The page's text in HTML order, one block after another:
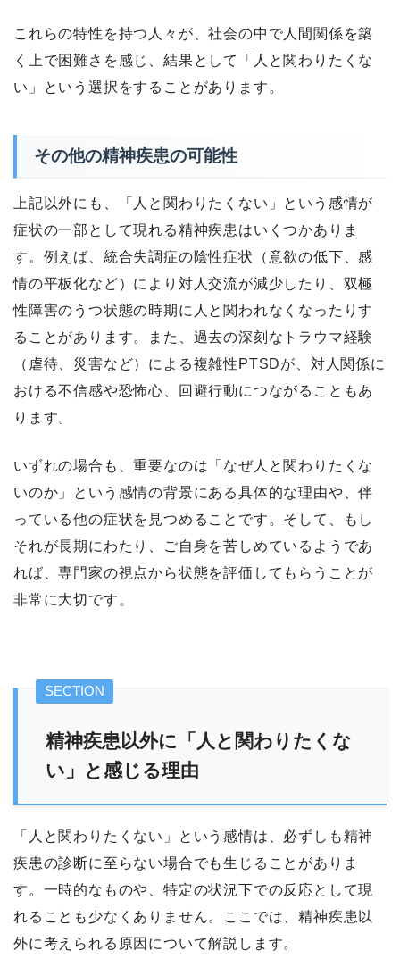
これらの特性を持つ人々が、社会の中で人間関係を築
く上で困難さを感じ、結果として「人と関わりたくな
い」という選択をすることがあります。
その他の精神疾患の可能性
上記以外にも、「人と関わりたくない」という感情が
症状の一部として現れる精神疾患はいくつかありま
す。例えば、統合失調症の陰性症状（意欲の低下、感
情の平板化など）により対人交流が減少したり、双極
性障害のうつ状態の時期に人と関われなくなったりす
ることがあります。また、過去の深刻なトラウマ経験
（虐待、災害など）による複雑性PTSDが、対人関係に
おける不信感や恐怖心、回避行動につながることもあ
ります。
いずれの場合も、重要なのは「なぜ人と関わりたくな
いのか」という感情の背景にある具体的な理由や、伴
っている他の症状を見つめることです。そして、もし
それが長期にわたり、ご自身を苦しめているようであ
れば、専門家の視点から状態を評価してもらうことが
非常に大切です。
精神疾患以外に「人と関わりたくな
い」と感じる理由
「人と関わりたくない」という感情は、必ずしも精神
疾患の診断に至らない場合でも生じることがありま
す。一時的なものや、特定の状況下での反応として現
れることも少なくありません。ここでは、精神疾患以
外に考えられる原因について解説します。